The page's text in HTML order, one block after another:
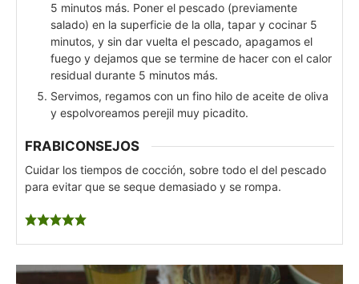
5 minutos más. Poner el pescado (previamente
salado) en la superficie de la olla, tapar y cocinar 5
minutos, y sin dar vuelta el pescado, apagamos el
fuego y dejamos que se termine de hacer con el calor
residual durante 5 minutos más.
Servimos, regamos con un fino hilo de aceite de oliva
y espolvoreamos perejil muy picadito.
FRABICONSEJOS
Cuidar los tiempos de cocción, sobre todo el del pescado
para evitar que se seque demasiado y se rompa.